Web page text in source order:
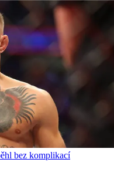
bez komplikací